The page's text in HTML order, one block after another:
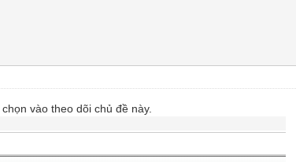
vào theo dõi chủ đề này.